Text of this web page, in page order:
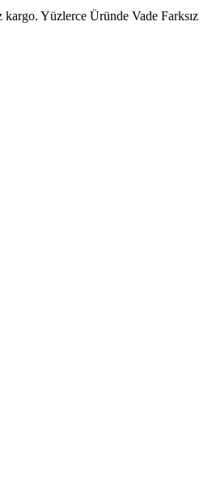
kargo. Yüzlerce Üründe Vade Farksız